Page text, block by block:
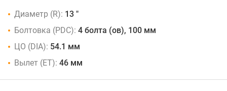
Диаметр (R): 13 "
Болтовка (PDC): 4 болта (ов), 100 мм
ЦО (DIA): 54.1 мм
Вылет (ET): 46 мм